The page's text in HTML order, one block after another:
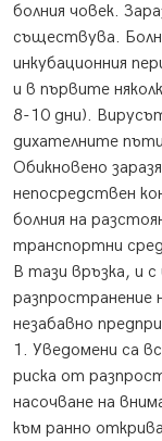
болния човек.
съществува.
инкубационния
и в първите
8-10 дни).
дихателните
Обикновено
непосредствен
болния на
транспортни
В тази връзка, и с
незабавно
1. Уведомени са
риска от
насочване на
към ранно